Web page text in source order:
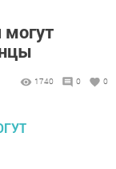
могут
1740 0 0